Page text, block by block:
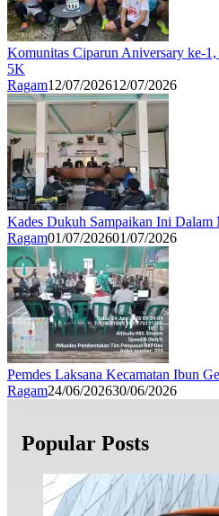
Komunitas Ciparun Aniversary ke-
5K
Ragam12/07/202612/07/2026
Kades Dukuh Sampaikan Ini Dalam
Ragam01/07/202601/07/2026
Pemdes Laksana Kecamatan Ibun
Ragam24/06/202630/06/2026
Popular Posts